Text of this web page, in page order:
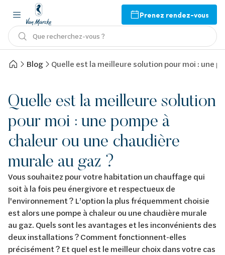
Prenez rendez-vous
Que recherchez-vous ?
Blog Quelle est la meilleure solution pour moi : une
Quelle est la meilleure solution
pour moi : une pompe à
chaleur ou une chaudière
murale au gaz ?
Vous souhaitez pour votre habitation un chauffage qui
soit à la fois peu énergivore et respectueux de
l'environnement ? L’option la plus fréquemment choisie
est alors une pompe à chaleur ou une chaudière murale
au gaz. Quels sont les avantages et les inconvénients des
deux installations ? Comment fonctionnent-elles
précisément ? Et quel est le meilleur choix dans votre cas